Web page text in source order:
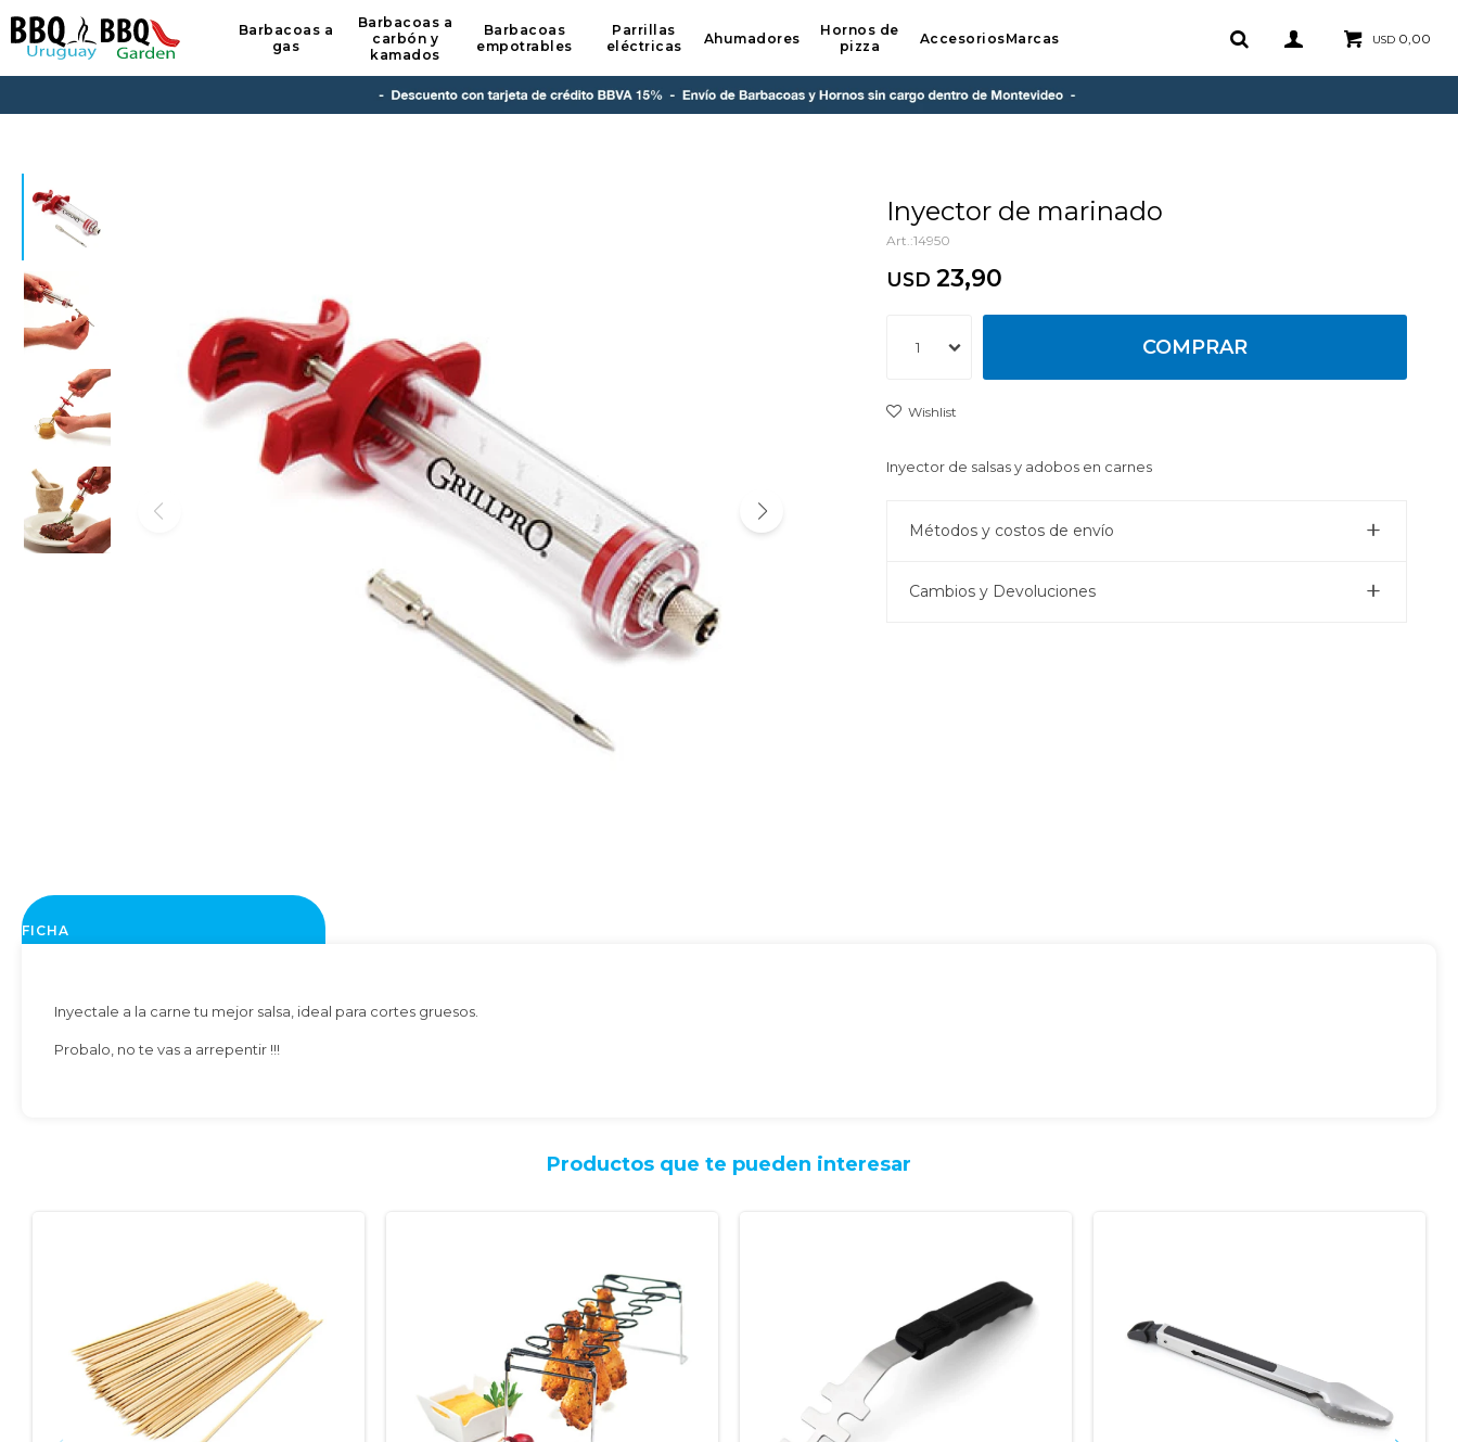
Barbacoas a
gas
Barbacoas a
carbón y
kamados
Barbacoas
empotrables
Parrillas
eléctricas
Ahumadores
Hornos de
pizza
AccesoriosMarcas USD 0,00
Inyector de marinado
14950
USD 23,90
1 COMPRAR
Inyector de salsas y adobos en carnes
Métodos y costos de envío
Cambios y Devoluciones
FICHA
Inyectale a la carne tu mejor salsa, ideal para cortes gruesos.
Probalo, no te vas a arrepentir !!!
Productos que te pueden interesar